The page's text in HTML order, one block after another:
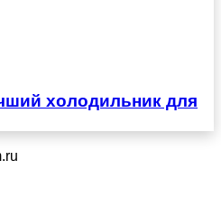
холодильник для